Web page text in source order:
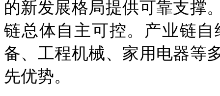
的新发展格局提供可靠支撑
链总体自主可控。产业链
备、工程机械、家用电器等
先优势。